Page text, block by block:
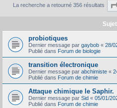
La recherche a retourné 356 résultats
probiotiques
Dernier message par gaybob « 28/
Publié dans Forum de biologie
transition électronique
Dernier message par abchimiste «
Publié dans Forum de chimie
Attaque chimique le Saphir.
Dernier message par Sid « 05/01/
Publié dans Forum de chimie